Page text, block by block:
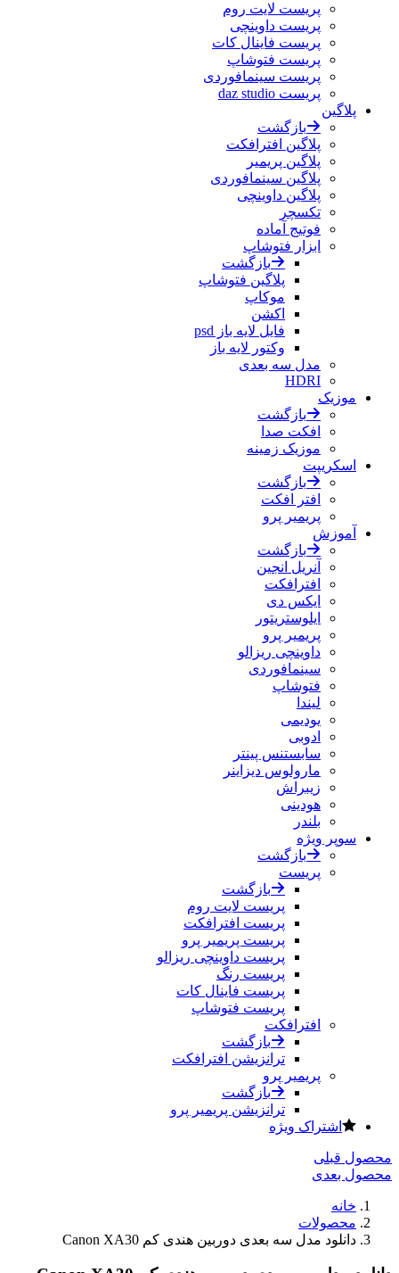
پریست لایت روم
پریست داوینچی
پریست فاینال کات
پریست فتوشاپ
پریست سینمافوردی
پریست daz studio
پلاگین
بازگشت
پلاگین افترافکت
پلاگین پریمیر
پلاگین سینمافوردی
پلاگین داوینچی
تکسچر
فوتیج آماده
ابزار فتوشاپ
بازگشت
پلاگین فتوشاپ
موکاپ
اکشن
فایل لایه باز psd
وکتور لایه باز
مدل سه بعدی
HDRI
موزیک
بازگشت
افکت صدا
موزیک زمینه
اسکریپت
بازگشت
افتر افکت
پریمیر پرو
آموزش
بازگشت
آنریل انجین
افترافکت
ایکس دی
ایلوستریتور
پریمیر پرو
داوینچی ریزالو
سینمافوردی
فتوشاپ
لیندا
یودیمی
ادوبی
سابستنس پینتر
مارولوس دیزاینر
زیبراش
هودینی
بلندر
سوپر ویژه
بازگشت
پریست
بازگشت
پریست لایت روم
پریست افترافکت
پریست پریمیر پرو
پریست داوینچی ریزالو
پریست رنگ
پریست فاینال کات
پریست فتوشاپ
افترافکت
بازگشت
ترانزیشن افترافکت
پریمیر پرو
بازگشت
ترانزیشن پریمیر پرو
اشتراک ویژه
محصول قبلی
محصول بعدی
خانه
محصولات
دانلود مدل سه بعدی دوربین هندی کم Canon XA30